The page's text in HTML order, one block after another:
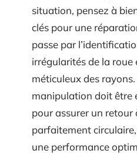
situation, pensez à
clés pour une
passe par
irrégularités de la roue
méticuleux des
manipulation doit être
pour assurer un retour
parfaitement
une performance